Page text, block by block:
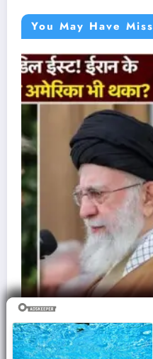
You May Have
BLOG
इज़राइल से क्यों